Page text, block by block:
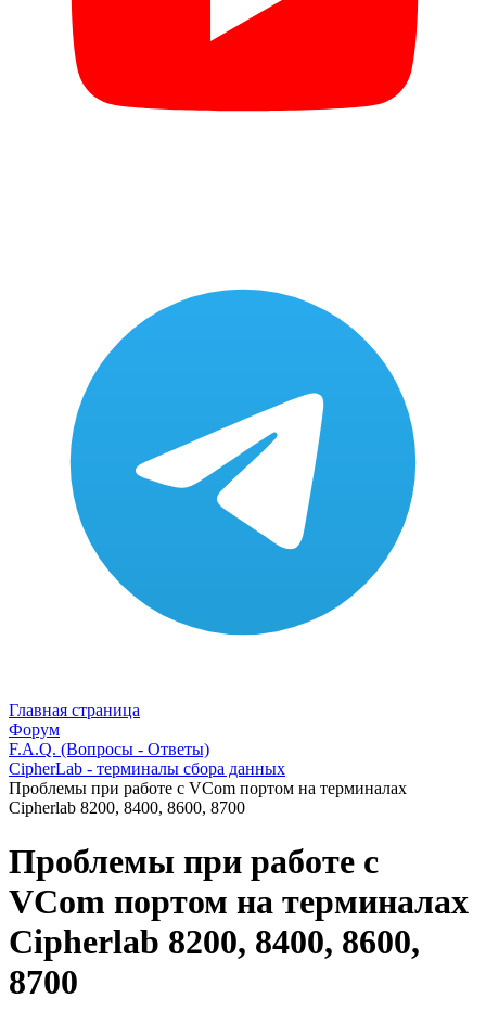
Главная страница
Форум
F.A.Q. (Вопросы - Ответы)
CipherLab - терминалы сбора данных
Проблемы при работе с VСom портом на терминалах
Cipherlab 8200, 8400, 8600, 8700
Проблемы при работе с
VСom портом на терминалах
Cipherlab 8200, 8400, 8600,
8700